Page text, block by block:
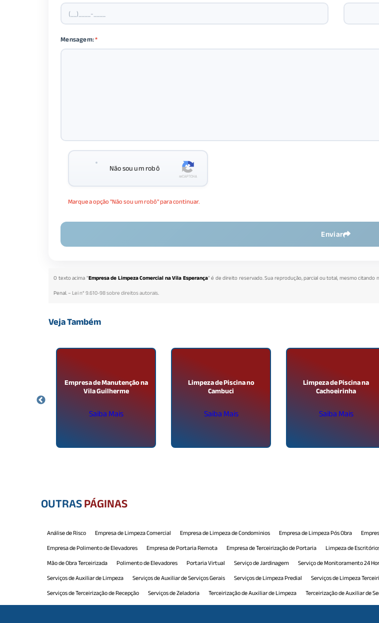
Mensagem:*
Não sou um robô
Marque a opção "Não sou um robô" para continuar.
Enviar
O texto acima "Empresa de Limpeza Comercial na Vila Esperança" é de direito reservado. Sua reprodução, parcial ou total, mesmo
Penal. –Lei n° 9.610-98 sobre direitos autorais.
Veja Também
Empresa de Manutenção na
Vila Guilherme
Saiba Mais
Limpeza de Piscina no
Cambuci
Saiba Mais
Limpeza de Piscina na
Cachoeirinha
Saiba Mais
OUTRASPÁGINAS
Análise de Risco Empresa de Limpeza Comercial Empresa de Limpeza de Condominios Empresa de Limpeza Pós Obra
Empresa de Polimento de Elevadores
Empresa de Portaria Remota Empresa de Terceirização de Portaria Limpeza de
Mão de Obra Terceirizada
Polimento de Elevadores Portaria Virtual Serviço de Jardinagem Serviço de Monitoramento 24
Serviços de Auxiliar de Limpeza
Serviços de Auxiliar de Serviços Gerais Serviços de Limpeza Predial Serviços de Limpeza
Serviços de Terceirização de Recepção
Serviços de Zeladoria Terceirização de Auxiliar de Limpeza Terceirização de Auxiliar de
Terceirização de Limpeza e Conservação
Terceirização de Manutenção Comercial Terceirização de Manutenção Predial